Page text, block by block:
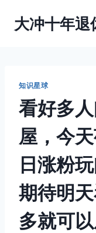
大冲十年退
知识星球
看好多
屋，今
日涨粉
期待明
多就可